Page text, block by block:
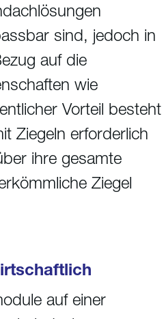
sind, jedoch in
auf die
wie
Vorteil besteht
Ziegeln erforderlich
ihre gesamte
Ziegel
auf einer